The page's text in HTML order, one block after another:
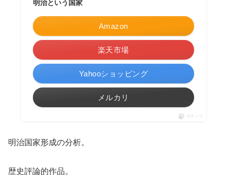
明治という国家
Amazon
楽天市場
Yahooショッピング
メルカリ
ポチップ
明治国家形成の分析。
歴史評論的作品。